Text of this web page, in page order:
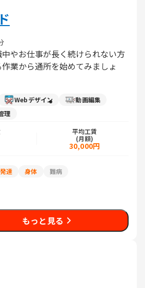
やお仕事が長く続けられない方
業から通所を始めてみましょ
Webデザイン
動画編集
理
平均工賃
(月額)
30,000円
発達 身体 難病
もっと見る